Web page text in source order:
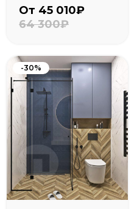
От 45 010₽
64 300₽
-30%